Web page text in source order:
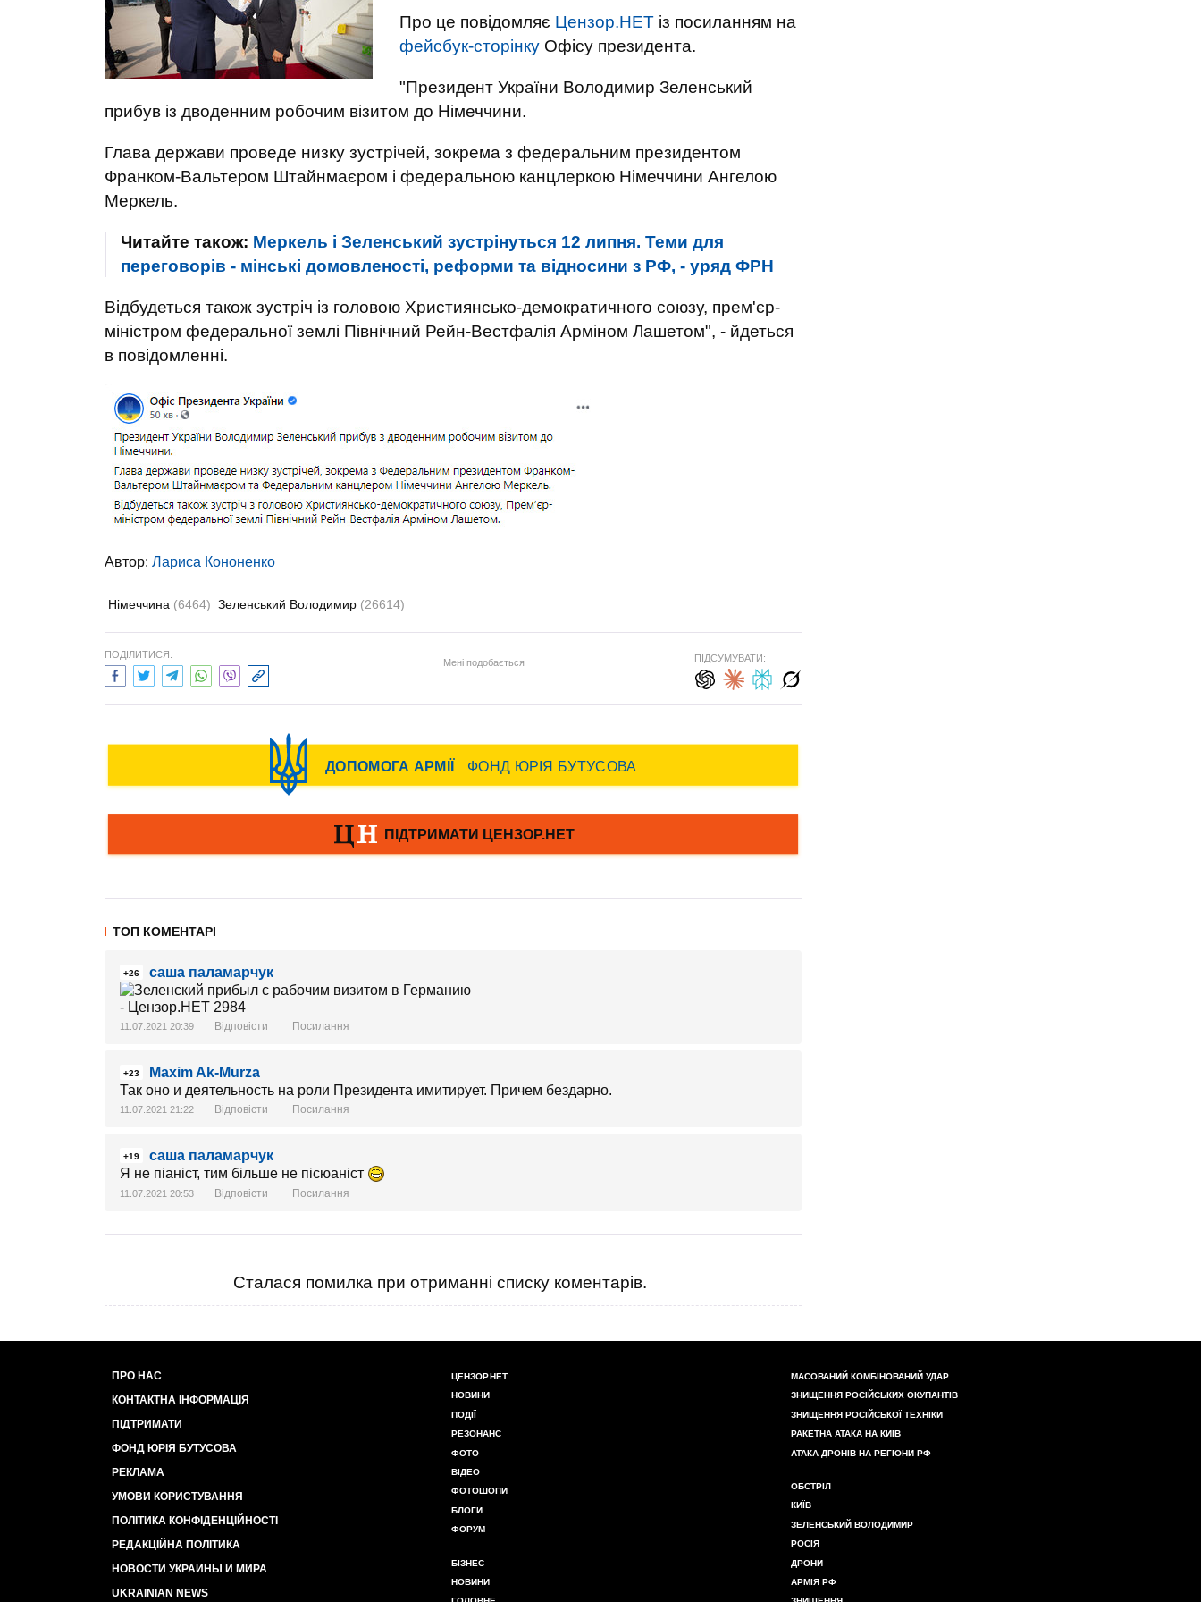
Про це повідомляє Цензор.НЕТ із посиланням на
фейсбук-сторінку Офісу президента.
"Президент України Володимир Зеленський
прибув із дводенним робочим візитом до Німеччини.
Глава держави проведе низку зустрічей, зокрема з федеральним президентом
Франком-Вальтером Штайнмаєром і федеральною канцлеркою Німеччини Ангелою
Меркель.
Читайте також: Меркель і Зеленський зустрінуться 12 липня. Теми для
переговорів - мінські домовленості, реформи та відносини з РФ, - уряд ФРН
Відбудеться також зустріч із головою Християнсько-демократичного союзу, прем'єр-
міністром федеральної землі Північний Рейн-Вестфалія Арміном Лашетом", - йдеться
в повідомленні.
Автор: Лариса Кононенко
Німеччина (6464) Зеленський Володимир (26614)
ПОДІЛИТИСЯ:
Мені подобається ПІДСУМУВАТИ:
ТОП КОМЕНТАРІ
+26 саша паламарчук
11.07.2021 20:39 Відповісти Посилання
+23
Maxim Ak-Murza
Так оно и деятельность на роли Президента имитирует. Причем бездарно.
11.07.2021 21:22 Відповісти Посилання
+19
саша паламарчук
Я не піаніст, тим більше не пісюаніст
11.07.2021 20:53 Відповісти Посилання
Сталася помилка при отриманні списку коментарів.
ПРО НАС
КОНТАКТНА ІНФОРМАЦІЯ
ПІДТРИМАТИ
ФОНД ЮРІЯ БУТУСОВА
РЕКЛАМА
УМОВИ КОРИСТУВАННЯ
ПОЛІТИКА КОНФІДЕНЦІЙНОСТІ
РЕДАКЦІЙНА ПОЛІТИКА
НОВОСТИ УКРАИНЫ И МИРА
UKRAINIAN NEWS
ЦЕНЗОР.НЕТ
НОВИНИ
ПОДІЇ
РЕЗОНАНС
ФОТО
ВІДЕО
ФОТОШОПИ
БЛОГИ
ФОРУМ
БІЗНЕС
НОВИНИ
МАСОВАНИЙ КОМБІНОВАНИЙ УДАР
ЗНИЩЕННЯ РОСІЙСЬКИХ ОКУПАНТІВ
ЗНИЩЕННЯ РОСІЙСЬКОЇ ТЕХНІКИ
РАКЕТНА АТАКА НА КИЇВ
АТАКА ДРОНІВ НА РЕГІОНИ РФ
ОБСТРІЛ
КИЇВ
ЗЕЛЕНСЬКИЙ ВОЛОДИМИР
РОСІЯ
ДРОНИ
АРМІЯ РФ